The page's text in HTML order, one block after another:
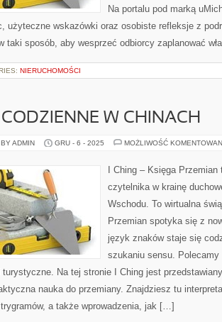
Na portalu pod marką
użyteczne wskazówki oraz osobiste refleksje z
taki sposób, aby wesprzeć odbiorcy zaplanować
NIERUCHOMOŚCI
W CHINACH
ADMIN GRU - 6 - 2025 MOŻLIWOŚĆ
I Ching – Księga
czytelnika w krainę
Wschodu. To wirtualna
Przemian spotyka się z
język znaków staje się
szukaniu sensu. Polecamy
turystyczne. Na tej stronie I Ching jest
nauka do przemiany. Znajdziesz tu
a także wprowadzenia, jak […]